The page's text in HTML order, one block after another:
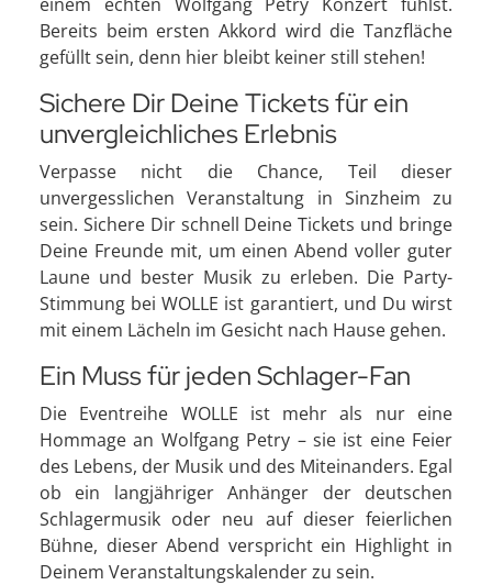
Bereits beim ersten Akkord wird die Tanzfläche
gefüllt sein, denn hier bleibt keiner still stehen!
Sichere Dir Deine Tickets für ein
unvergleichliches Erlebnis
Verpasse nicht die Chance, Teil dieser
unvergesslichen Veranstaltung in Sinzheim zu
sein. Sichere Dir schnell Deine Tickets und bringe
Deine Freunde mit, um einen Abend voller guter
Laune und bester Musik zu erleben. Die Party-
Stimmung bei WOLLE ist garantiert, und Du wirst
mit einem Lächeln im Gesicht nach Hause gehen.
Ein Muss für jeden Schlager-Fan
Die Eventreihe WOLLE ist mehr als nur eine
Hommage an Wolfgang Petry – sie ist eine Feier
des Lebens, der Musik und des Miteinanders. Egal
ob ein langjähriger Anhänger der deutschen
Schlagermusik oder neu auf dieser feierlichen
Bühne, dieser Abend verspricht ein Highlight in
Deinem Veranstaltungskalender zu sein.